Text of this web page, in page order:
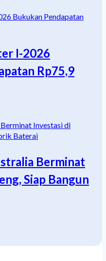
I-2026
Rp75,9
Berminat
Siap Bangun